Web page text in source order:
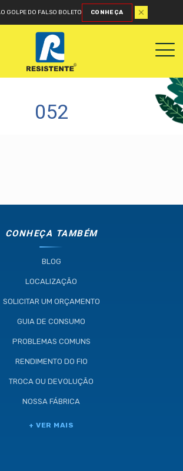
GOLPE DO FALSO BOLETO CONHEÇA
Industria e Comercio de Linhas
052
CONHEÇA TAMBÉM
BLOG
LOCALIZAÇÃO
SOLICITAR UM ORÇAMENTO
GUIA DE CONSUMO
PROBLEMAS COMUNS
RENDIMENTO DO FIO
TROCA OU DEVOLUÇÃO
NOSSA FÁBRICA
+ VER MAIS